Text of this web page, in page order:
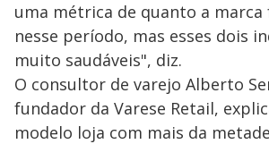
uma métrica de quanto a marca
nesse período, mas esses dois
muito saudáveis", diz.
O consultor de varejo Alberto
fundador da Varese Retail,
modelo loja com mais da